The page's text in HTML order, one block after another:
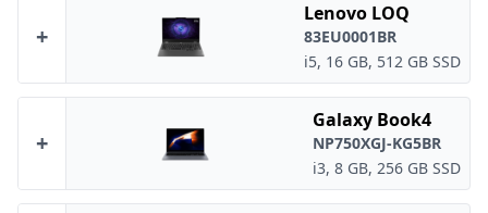
+
Lenovo LOQ
83EU0001BR
i5, 16 GB, 512 GB SSD
+
Galaxy Book4
NP750XGJ-KG5BR
i3, 8 GB, 256 GB SSD